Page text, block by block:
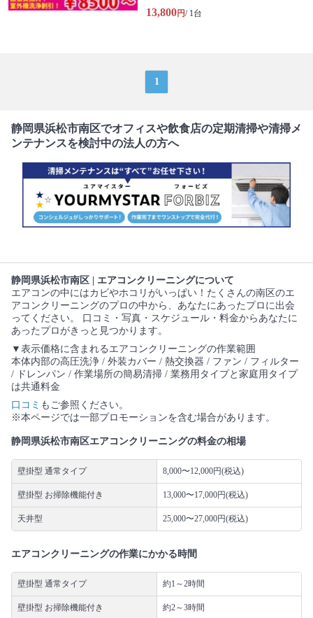
13,800円/ 1台
1
静岡県浜松市南区でオフィスや飲食店の定期清掃や清掃メ
ンテナンスを検討中の法人の方へ
静岡県浜松市南区 | エアコンクリーニングについて
エアコンの中にはカビやホコリがいっぱい！たくさんの南区のエ
アコンクリーニングのプロの中から、あなたにあったプロに出会
ってください。 口コミ・写真・スケジュール・料金からあなたに
あったプロがきっと見つかります。
▼表示価格に含まれるエアコンクリーニングの作業範囲
本体内部の高圧洗浄 / 外装カバー / 熱交換器 / ファン / フィルター
/ ドレンパン / 作業場所の簡易清掃 / 業務用タイプと家庭用タイプ
は共通料金
口コミ もご参照ください。
※本ページでは一部プロモーションを含む場合があります。
静岡県浜松市南区エアコンクリーニングの料金の相場
壁掛型 通常タイプ 8,000〜12,000円(税込)
壁掛型 お掃除機能付き 13,000〜17,000円(税込)
天井型 25,000〜27,000円(税込)
エアコンクリーニングの作業にかかる時間
壁掛型 通常タイプ 約1～2時間
壁掛型 お掃除機能付き 約2～3時間